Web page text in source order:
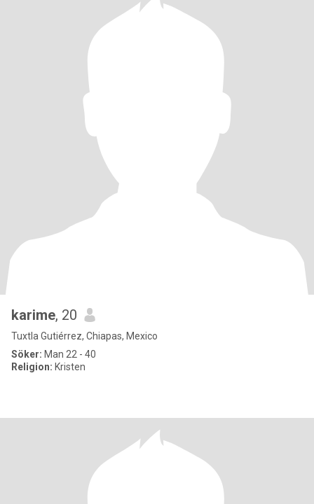
karime, 20
Tuxtla Gutiérrez, Chiapas, Mexico
Söker: Man 22 - 40
Religion: Kristen